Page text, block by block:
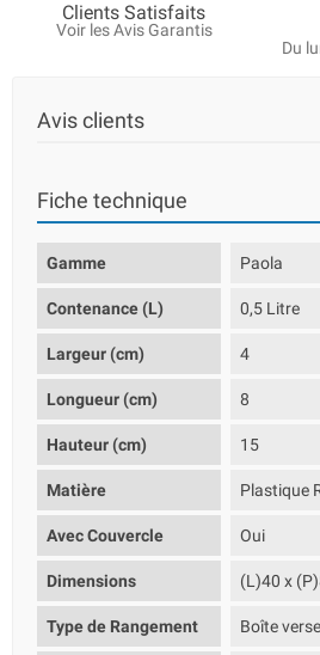
Clients Satisfaits
Voir les Avis Garantis
Du
Avis clients
Fiche technique
Gamme Paola
Contenance (L) 0,5 Litre
Largeur (cm) 4
Longueur (cm) 8
Hauteur (cm) 15
Matière Plastique
Avec Couvercle Oui
Dimensions (L)40 x
Type de Rangement Boîte